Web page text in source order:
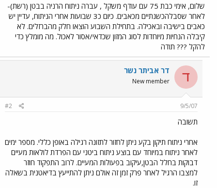
שלום, אימי כבת 75 עם עודף משקל , עברה ניתוח הרניה בבטן (רשת)-
לאחר שסבלהכשנתיים מכאבים. כיום כ3 שבועות אחרי הניתוח, עדיין יש
כאבים בישיבה ובאכילה. בתחילת השבוע הוצאו חלק מהברזלים. לא
קיבלה הנחיות מיוחדות לסוג המזון שכדאי/אסור לאכול. מה מומלץ כדי
להקל ??? תודה
ד דר אביתר נשר
New member
9/5/07
#2
תשובה
אחרי ניתוח תיקון בקע ניתן לחזור לתזונה רגילה באופן כללי. מספר ימים
לאחר ניתוח במיוחד עם בוצע ניתוח ביטני עם הפרדת לולאות מעיים
דבוקות בחלל הבטן,עיקוב בפעולות המעיים. לרוב התפקוד חוזר
למצבו הרגיל לאחר פרק זמן זה אולם ניתן להתייעץ בדיאטנית בשאלה
זו.